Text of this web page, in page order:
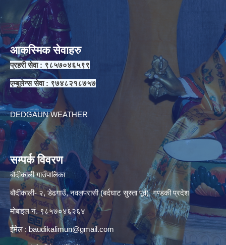
आकस्मिक सेवाहरु
प्रहरी सेवा : ९८५७०४६५९९
एम्बुलेन्स सेवा : ९७४८२१८७५७
DEDGAUN WEATHER
सम्पर्क विवरण
बौदीकाली गाउँपालिका
बौदीकाली- २, डेढगाउँ, नवलपरासी (बर्दघाट सुस्ता पूर्व), गण्डकी प्रदेश
मोबाइल नं. ९८५७०४६२६४
ईमेल : baudikalimun@gmail.com